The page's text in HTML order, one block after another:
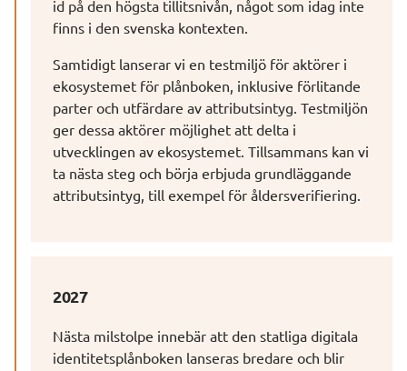
id på den högsta tillitsnivån, något som idag inte
finns i den svenska kontexten.
Samtidigt lanserar vi en testmiljö för aktörer i
ekosystemet för plånboken, inklusive förlitande
parter och utfärdare av attributsintyg. Testmiljön
ger dessa aktörer möjlighet att delta i
utvecklingen av ekosystemet. Tillsammans kan vi
ta nästa steg och börja erbjuda grundläggande
attributsintyg, till exempel för åldersverifiering.
2027
Nästa milstolpe innebär att den statliga digitala
identitetsplånboken lanseras bredare och blir